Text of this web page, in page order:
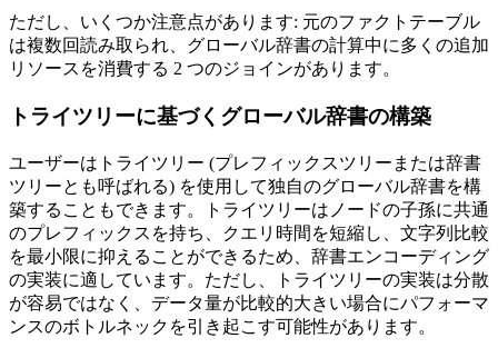
ただし、いくつか注意点があります: 元のファクトテーブル
は複数回読み取られ、グローバル辞書の計算中に多くの追加
リソースを消費する 2 つのジョインがあります。
トライツリーに基づくグローバル辞書の構築
ユーザーはトライツリー (プレフィックスツリーまたは辞書
ツリーとも呼ばれる) を使用して独自のグローバル辞書を構
築することもできます。トライツリーはノードの子孫に共通
のプレフィックスを持ち、クエリ時間を短縮し、文字列比較
を最小限に抑えることができるため、辞書エンコーディング
の実装に適しています。ただし、トライツリーの実装は分散
が容易ではなく、データ量が比較的大きい場合にパフォーマ
ンスのボトルネックを引き起こす可能性があります。